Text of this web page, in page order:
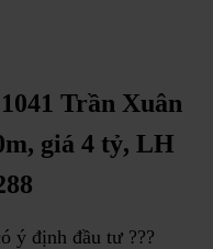
Trần Xuân
giá 4 tỷ, LH
ý định đầu tư ???